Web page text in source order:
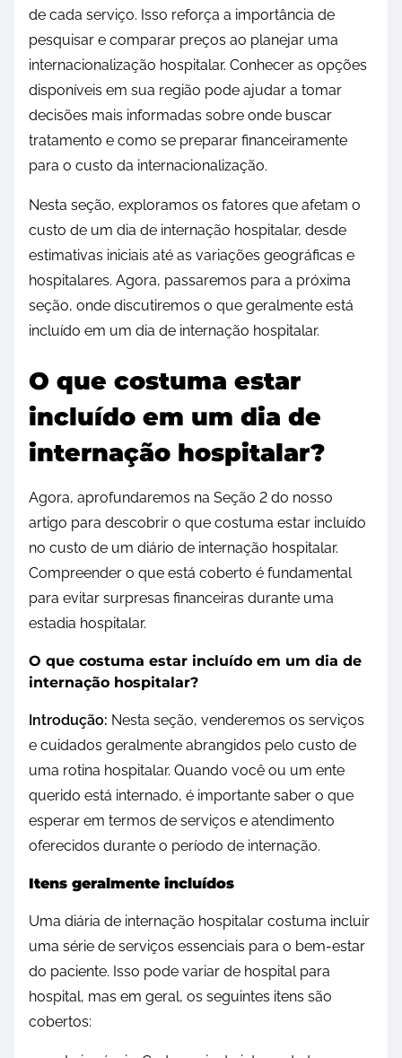
de cada serviço. Isso reforça a importância de
pesquisar e comparar preços ao planejar uma
internacionalização hospitalar. Conhecer as opções
disponíveis em sua região pode ajudar a tomar
decisões mais informadas sobre onde buscar
tratamento e como se preparar financeiramente
para o custo da internacionalização.
Nesta seção, exploramos os fatores que afetam o
custo de um dia de internação hospitalar, desde
estimativas iniciais até as variações geográficas e
hospitalares. Agora, passaremos para a próxima
seção, onde discutiremos o que geralmente está
incluído em um dia de internação hospitalar.
O que costuma estar
incluído em um dia de
internação hospitalar?
Agora, aprofundaremos na Seção 2 do nosso
artigo para descobrir o que costuma estar incluído
no custo de um diário de internação hospitalar.
Compreender o que está coberto é fundamental
para evitar surpresas financeiras durante uma
estadia hospitalar.
O que costuma estar incluído em um dia de
internação hospitalar?
Introdução: Nesta seção, venderemos os serviços
e cuidados geralmente abrangidos pelo custo de
uma rotina hospitalar. Quando você ou um ente
querido está internado, é importante saber o que
esperar em termos de serviços e atendimento
oferecidos durante o período de internação.
Itens geralmente incluídos
Uma diária de internação hospitalar costuma incluir
uma série de serviços essenciais para o bem-estar
do paciente. Isso pode variar de hospital para
hospital, mas em geral, os seguintes itens são
cobertos: